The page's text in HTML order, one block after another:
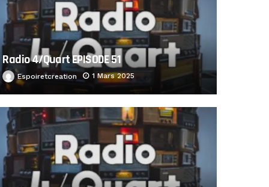
Radio 4/Quart EPISODE 51
Espoiretcreation 1 Mars 2025